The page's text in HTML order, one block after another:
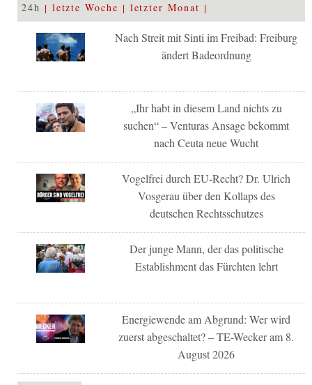
24h letzte Woche letzter Monat
Nach Streit mit Sinti im Freibad: Freiburg
ändert Badeordnung
„Ihr habt in diesem Land nichts zu
suchen“ – Venturas Ansage bekommt
nach Ceuta neue Wucht
Vogelfrei durch EU-Recht? Dr. Ulrich
Vosgerau über den Kollaps des
deutschen Rechtsschutzes
Der junge Mann, der das politische
Establishment das Fürchten lehrt
Energiewende am Abgrund: Wer wird
zuerst abgeschaltet? – TE-Wecker am 8.
August 2026